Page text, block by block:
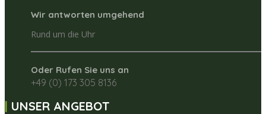
Wir antworten umgehend
Rund um die Uhr
Oder Rufen Sie uns an
+49 (0) 173 305 8136
UNSER ANGEBOT